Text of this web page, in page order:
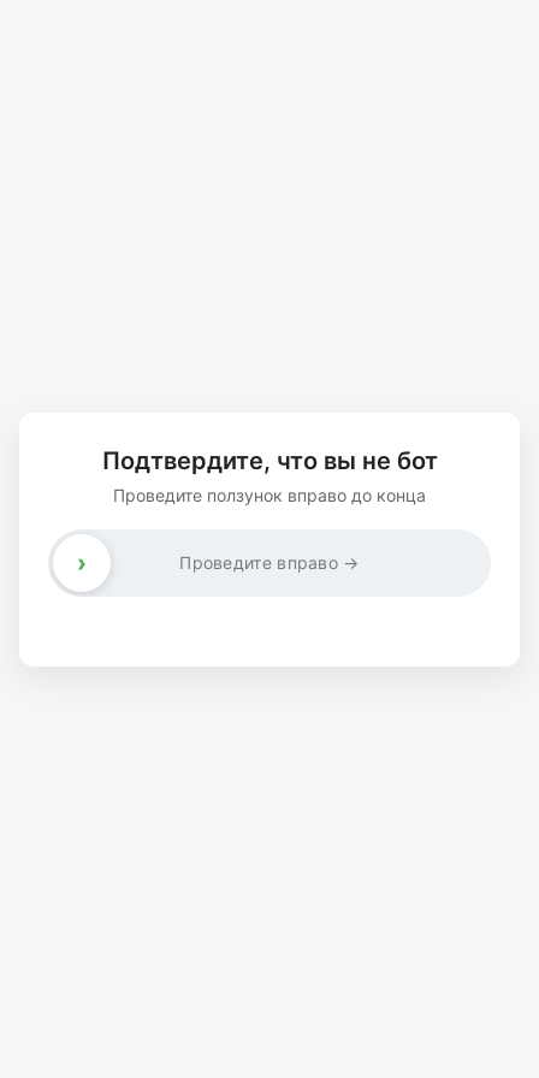
Подтвердите, что вы не бот
Проведите ползунок вправо до конца
Проведите вправо →
›